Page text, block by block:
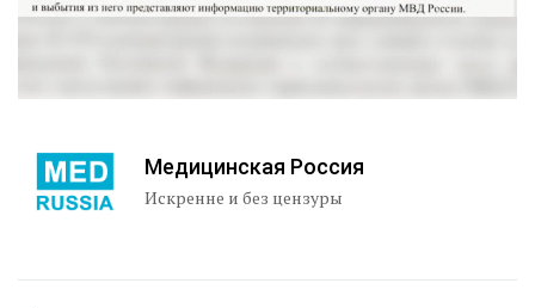
Медицинская Россия
Искренне и без цензуры